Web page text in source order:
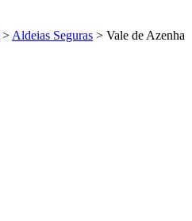
> Aldeias Seguras > Vale de Azenha